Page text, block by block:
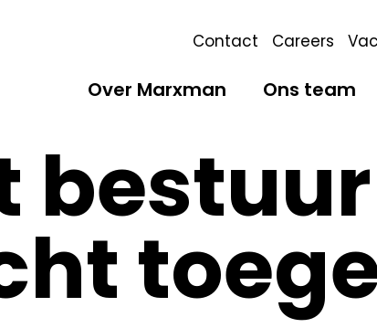
Contact Careers
Over Marxman Ons team